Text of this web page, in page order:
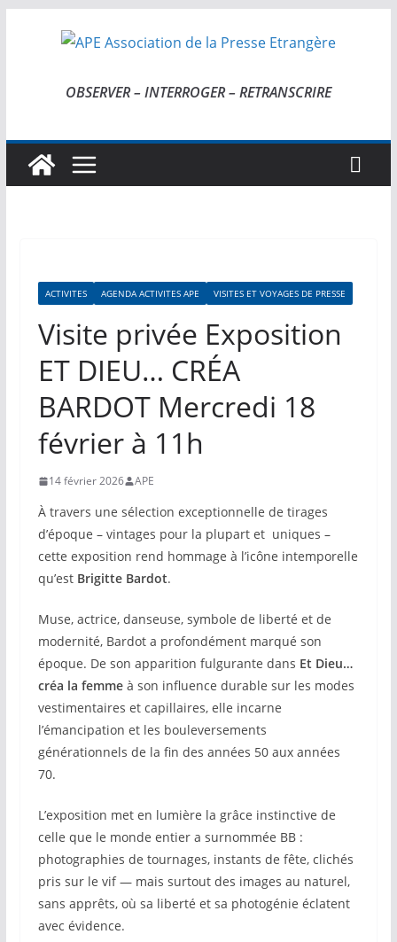
OBSERVER – INTERROGER – RETRANSCRIRE
ACTIVITES AGENDA ACTIVITES APE VISITES ET VOYAGES DE PRESSE
Visite privée Exposition
ET DIEU… CRÉA
BARDOT Mercredi 18
février à 11h
14 février 2026 APE
À travers une sélection exceptionnelle de tirages
d’époque – vintages pour la plupart et uniques –
cette exposition rend hommage à l’icône intemporelle
qu’est Brigitte Bardot.
Muse, actrice, danseuse, symbole de liberté et de
modernité, Bardot a profondément marqué son
époque. De son apparition fulgurante dans Et Dieu…
créa la femmeà son influence durable sur les modes
vestimentaires et capillaires, elle incarne
l’émancipation et les bouleversements
générationnels de la fin des années 50 aux années
70.
L’exposition met en lumière la grâce instinctive de
celle que le monde entier a surnommée BB :
photographies de tournages, instants de fête, clichés
pris sur le vif — mais surtout des images au naturel,
sans apprêts, où sa liberté et sa photogénie éclatent
avec évidence.